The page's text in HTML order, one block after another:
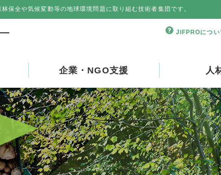
保全や気候変動等の地球環境問題に取り組む技術者集団です。
JIFPROについ
企業・NGO支援 人